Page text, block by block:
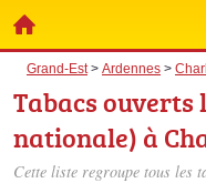
Grand-Est> Ardennes >
Tabacs ouverts
nationale) à
Cette liste regroupe tous les